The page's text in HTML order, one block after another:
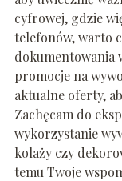
cyfrowej, gdzie
telefonów, warto
dokumentowania
promocje na
aktualne oferty,
Zachęcam do
wykorzystanie
kolaży czy
temu Twoje